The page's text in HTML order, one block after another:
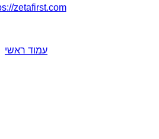
zetafirst.com
עמוד ראשי